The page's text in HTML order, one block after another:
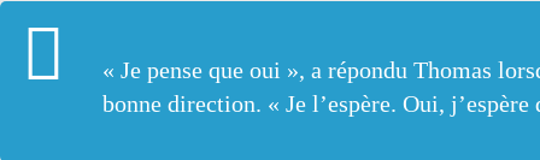
« Je pense que oui », a répondu Thomas
bonne direction. « Je l’espère. Oui, j’espère